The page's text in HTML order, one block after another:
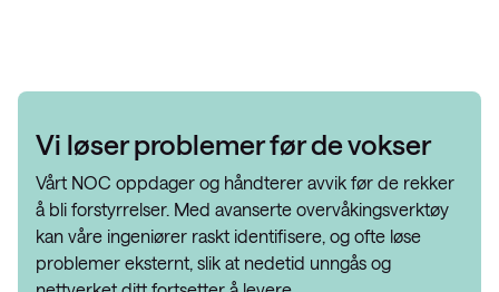
Vi løser problemer før de vokser
Vårt NOC oppdager og håndterer avvik før de rekker
å bli forstyrrelser. Med avanserte overvåkingsverktøy
kan våre ingeniører raskt identifisere, og ofte løse
problemer eksternt, slik at nedetid unngås og